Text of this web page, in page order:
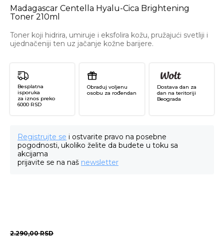
Madagascar Centella Hyalu-Cica Brightening
Toner 210ml
Toner koji hidrira, umiruje i eksfolira kožu, pružajući svetliji i
ujednačeniji ten uz jačanje kožne barijere.
Besplatna
isporuka
za iznos preko
6000 RSD
Obraduj voljenu
osobu za rođendan
Dostava dan za
dan na teritoriji
Beograda
Registrujte se i ostvarite pravo na posebne
pogodnosti, ukoliko želite da budete u toku sa
akcijama
prijavite se na naš newsletter
2.290,00RSD